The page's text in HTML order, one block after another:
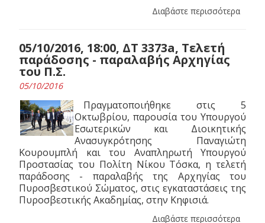
Διαβάστε περισσότερα
05/10/2016, 18:00, ΔΤ 3373a, Τελετή
παράδοσης - παραλαβής Αρχηγίας
του Π.Σ.
05/10/2016
Πραγματοποιήθηκε στις 5
Οκτωβρίου, παρουσία του Υπουργού
Εσωτερικών και Διοικητικής
Ανασυγκρότησης Παναγιώτη
Κουρουμπλή και του Αναπληρωτή Υπουργού
Προστασίας του Πολίτη Νίκου Τόσκα, η τελετή
παράδοσης - παραλαβής της Αρχηγίας του
Πυροσβεστικού Σώματος, στις εγκαταστάσεις της
Πυροσβεστικής Ακαδημίας, στην Κηφισιά.
Διαβάστε περισσότερα